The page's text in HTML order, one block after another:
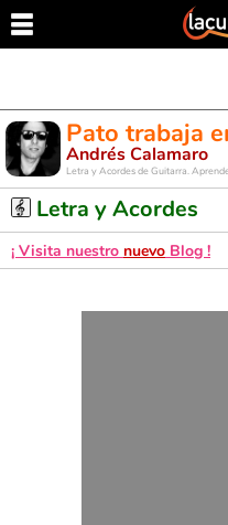
Pato trabaja
Andrés Calamaro
Letra y Acordes de Guitarra.
Letra y Acordes
¡ Visita nuestro nuevo Blog !